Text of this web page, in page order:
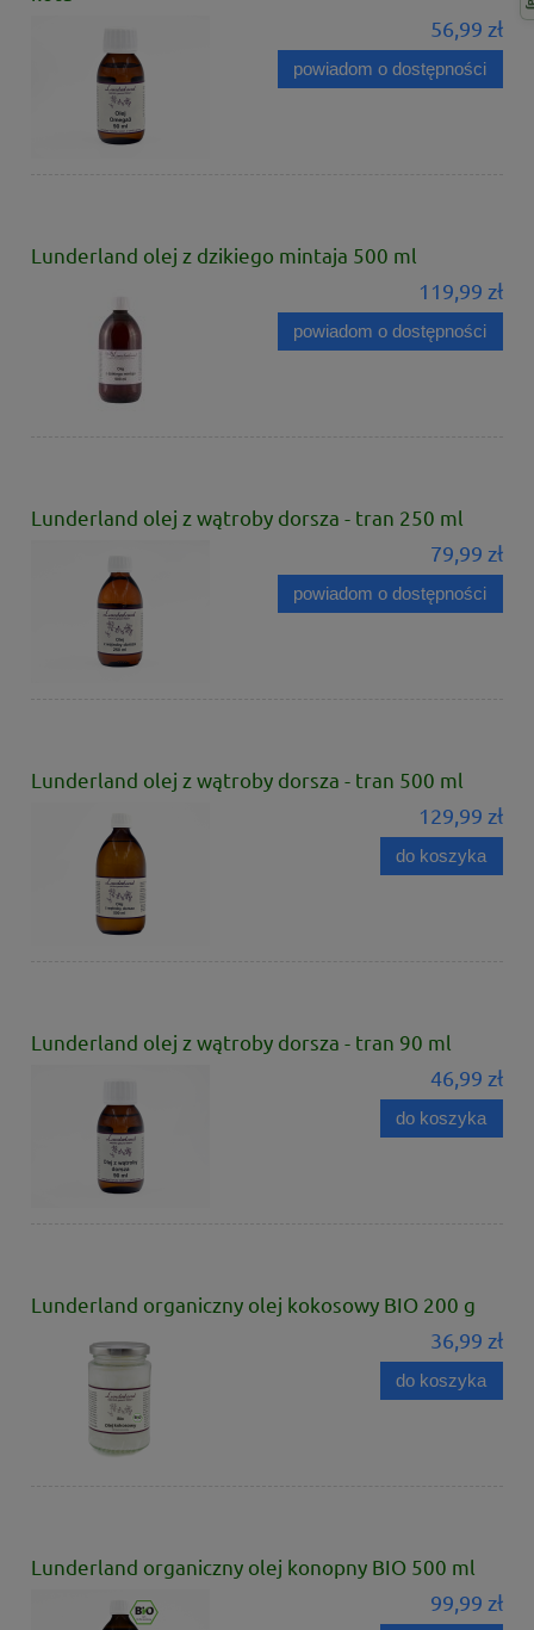
56,99 zł
powiadom o dostępności
Lunderland olej z dzikiego mintaja 500 ml
119,99 zł
powiadom o dostępności
Lunderland olej z wątroby dorsza - tran 250 ml
79,99 zł
powiadom o dostępności
Lunderland olej z wątroby dorsza - tran 500 ml
129,99 zł
do koszyka
Lunderland olej z wątroby dorsza - tran 90 ml
46,99 zł
do koszyka
Lunderland organiczny olej kokosowy BIO 200 g
36,99 zł
do koszyka
Lunderland organiczny olej konopny BIO 500 ml
99,99 zł